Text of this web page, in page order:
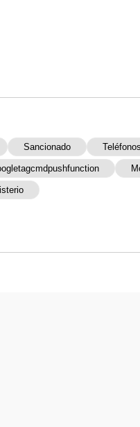
Sancionado Teléfonos